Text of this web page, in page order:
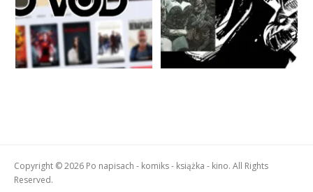
Copyright © 2026 Po napisach - komiks - książka - kino. All Rights
Reserved.